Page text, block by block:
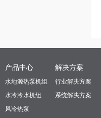
产品中心
水地源热泵机组
水冷冷水机组
风冷热泵
解决方案
行业解决方案
系统解决方案